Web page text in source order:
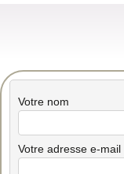
Votre nom
Votre adresse e-mail